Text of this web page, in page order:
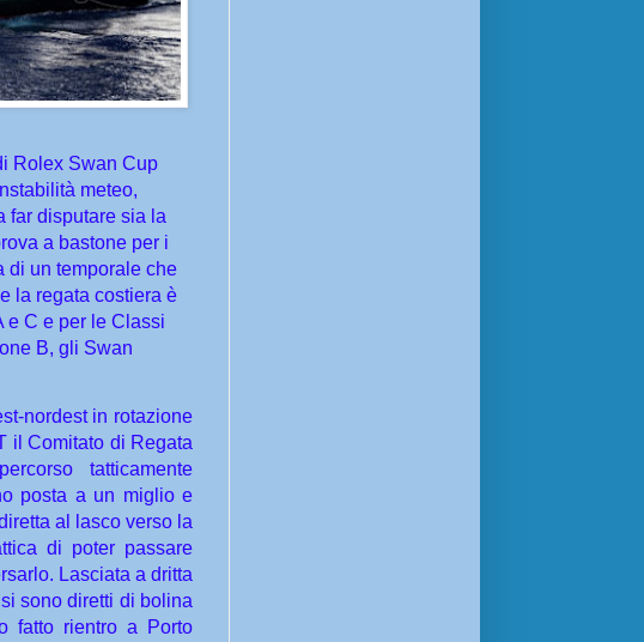
Rolex Swan Cup
meteo,
far disputare sia la
a bastone per i
di un temporale che
la regata costiera è
e C e per le Classi
B, gli Swan
nordest in rotazione
il Comitato di Regata
tatticamente
posta a un miglio e
al lasco verso la
di poter passare
Lasciata a dritta
sono diretti di bolina
fatto rientro a Porto